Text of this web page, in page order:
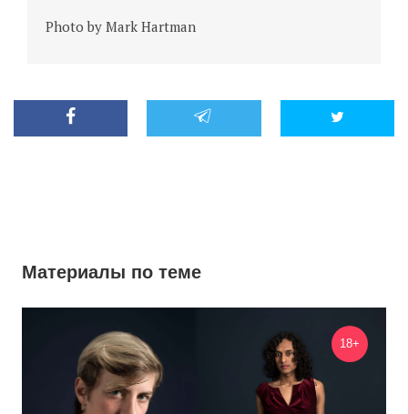
Photo by Mark Hartman
Материалы по теме
18+